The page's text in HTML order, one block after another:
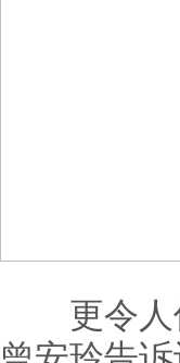
更令人信